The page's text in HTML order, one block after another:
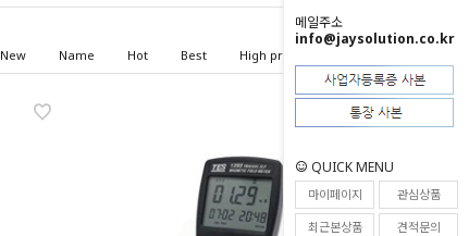
메일주소
info@jaysolution.co.kr
QUICK MENU
마이페이지
관심상품
최근본상품
견적문의
New Name Hot Best High price